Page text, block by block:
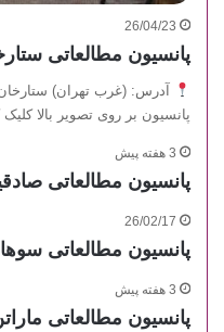
26/04/23
پانسیون مطالعاتی
آدرس: (غرب تهران)
پانسیون بر روی تصویر بالا کلیک
3 هفته پیش
پانسیون مطالعاتی
26/02/17
پانسیون مطالعاتی
3 هفته پیش
پانسیون مطالعاتی